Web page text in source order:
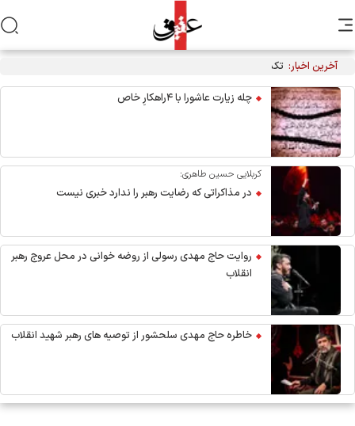
آخرین اخبار: تکذیب نقل قول منتسب به رهبر انقلاب از سوی دفتر معظم‌له
چله زیارت عاشورا با ۴راهکارِ خاص
کربلایی حسین طاهری:
در مذاکراتی که رضایت رهبر را ندارد خبری نیست
روایت حاج مهدی رسولی از روضه خوانی در محل عروج رهبر
انقلاب
خاطره حاج مهدی سلحشور از توصیه های رهبر شهید انقلاب